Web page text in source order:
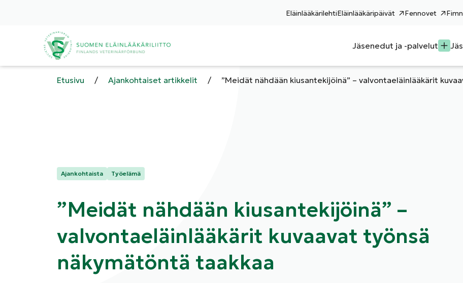
EläinlääkärilehtiEläinlääkäripäivät Fennovet
Jäsenedut ja -palvelut
Etusivu / Ajankohtaiset artikkelit / ”Meidät nähdään kiusantekijöinä” – valvontaeläinlääkärit
Kategoriat:
Ajankohtaista Työelämä
”Meidät nähdään kiusantekijöinä” –
valvontaeläinlääkärit kuvaavat työnsä
näkymätöntä taakkaa